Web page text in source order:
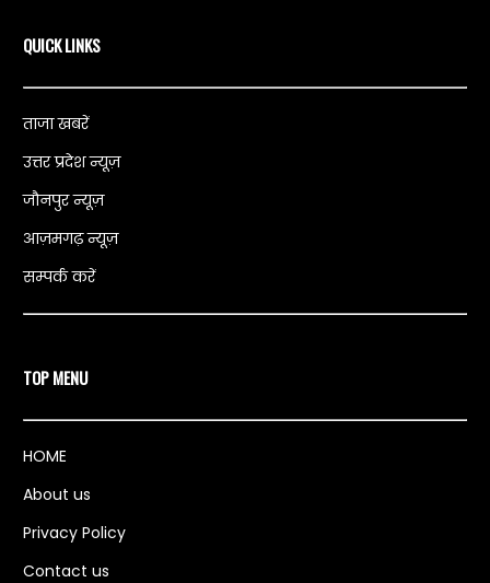
QUICK LINKS
ताजा खबरें
उत्तर प्रदेश न्यूज़
जौनपुर न्यूज़
आज़मगढ़ न्यूज़
सम्पर्क करें
TOP MENU
HOME
About us
Privacy Policy
Contact us